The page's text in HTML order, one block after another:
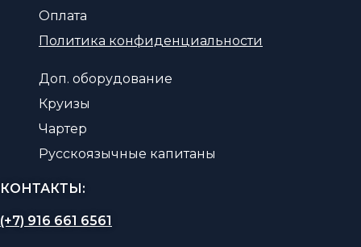
Оплата
Политика конфиденциальности
Доп. оборудование
Круизы
Чартер
Русскоязычные капитаны
КОНТАКТЫ:
(+7) 916 661 6561